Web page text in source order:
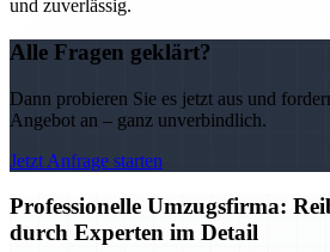
und zuverlässig.
Alle Fragen geklärt?
Dann probieren Sie es jetzt aus und
Angebot an – ganz unverbindlich.
Jetzt Anfrage starten
Professionelle Umzugsfirma:
durch Experten im Detail